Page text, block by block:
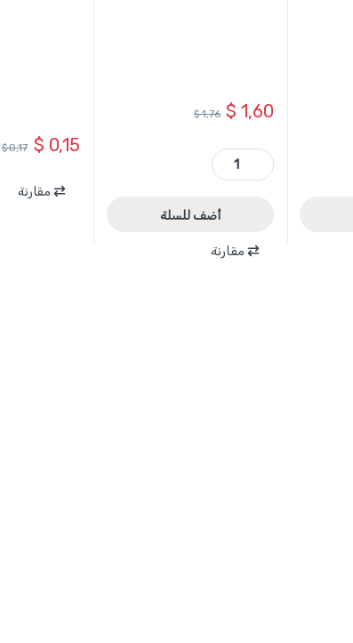
$ 1,60
$1,76
WXZ2906 - فواصل بلاط إشارة + 6 مم مفرغة عدد 200 WADFOW quantity
أضف للسلة
مقارنة
$ 0,15
$0,17
مقارنة